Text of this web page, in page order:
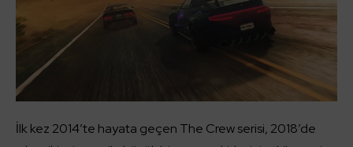
İlk kez 2014’te hayata geçen The Crew serisi, 2018’de